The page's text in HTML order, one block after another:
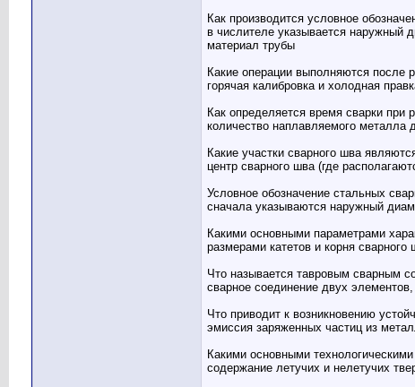
Как производится условное
в числителе указывается наружный
материал трубы
Какие операции выполняются после
горячая калибровка и холодная
Как определяется время сварки при
количество наплавляемого металла
Какие участки сварного шва
центр сварного шва (где
Условное обозначение стальных
сначала указываются наружный
Какими основными параметрами
размерами катетов и корня сварного
Что называется тавровым сварным
сварное соединение двух
Что приводит к возникновению
эмиссия заряженных частиц из
Какими основными
содержание летучих и нелетучих